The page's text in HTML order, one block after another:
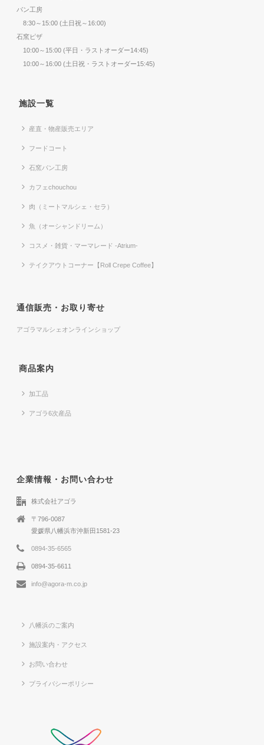
パン工房
8:30～15:00 (土日祝～16:00)
石窯ピザ
10:00～15:00 (平日・ラストオーダー14:45)
10:00～16:00 (土日祝・ラストオーダー15:45)
施設一覧
産直・物産販売エリア
フードコート
石窯パン工房
カフェchouchou
肉（ミートマルシェ・セラ）
魚（オーシャンドリーム）
コスメ・雑貨・マーマレード -Atrium-
テイクアウトコーナー【Roll Crepe Coffee】
通信販売・お取り寄せ
アゴラマルシェオンラインショップ
商品案内
加工品
アゴラ6次産品
企業情報・お問い合わせ
株式会社アゴラ
〒796-0087
愛媛県八幡浜市沖新田1581-23
0894-35-6565
0894-35-6611
info@agora-m.co.jp
八幡浜のご案内
施設案内・アクセス
お問い合わせ
プライバシーポリシー